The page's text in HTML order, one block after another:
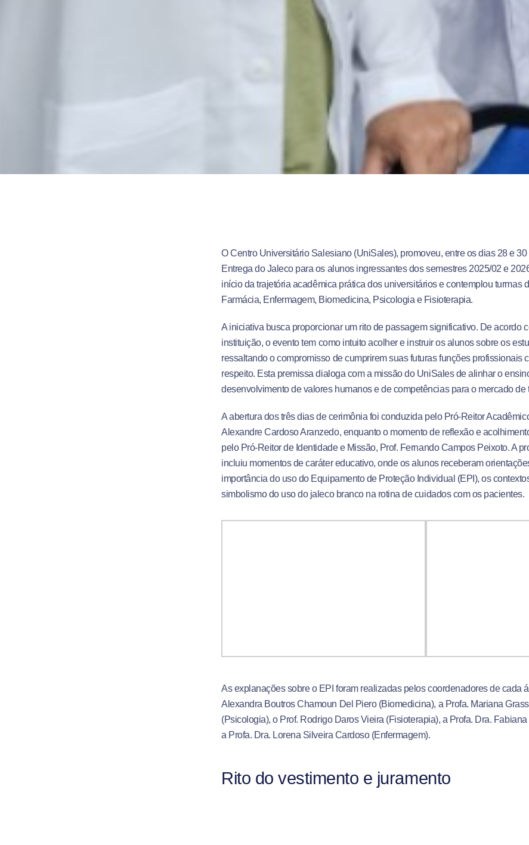
O Centro Universitário Salesiano (UniSales), promoveu, entre os dias 28 e
Entrega do Jaleco para os alunos ingressantes dos semestres 2025/02 e
início da trajetória acadêmica prática dos universitários e contemplou turmas
Farmácia, Enfermagem, Biomedicina, Psicologia e Fisioterapia.
A iniciativa busca proporcionar um rito de passagem significativo. De acordo
instituição, o evento tem como intuito acolher e instruir os alunos sobre os
ressaltando o compromisso de cumprirem suas futuras funções profissionais
respeito. Esta premissa dialoga com a missão do UniSales de alinhar o
desenvolvimento de valores humanos e de competências para o mercado de
A abertura dos três dias de cerimônia foi conduzida pelo Pró-Reitor
Alexandre Cardoso Aranzedo, enquanto o momento de reflexão e
pelo Pró-Reitor de Identidade e Missão, Prof. Fernando Campos Peixoto.A
incluiu momentos de caráter educativo, onde os alunos receberam
importância do uso do Equipamento de Proteção Individual (EPI), os
simbolismo do uso do jaleco branco na rotina de cuidados com os pacientes.
As explanações sobre o EPI foram realizadas pelos coordenadores de cada
Alexandra Boutros Chamoun Del Piero (Biomedicina), a Profa. Mariana
(Psicologia), o Prof. Rodrigo Daros Vieira (Fisioterapia), a Profa. Dra.
a Profa. Dra. Lorena Silveira Cardoso (Enfermagem).
Rito do vestimento e juramento